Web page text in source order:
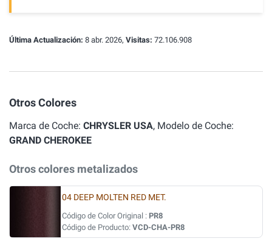
Última Actualización: 8 abr. 2026, Visitas: 72.106.908
Otros Colores
Marca de Coche: CHRYSLER USA, Modelo de Coche:
GRAND CHEROKEE
Otros colores metalizados
04 DEEP MOLTEN RED MET.
Código de Color Original : PR8
Código de Producto: VCD-CHA-PR8